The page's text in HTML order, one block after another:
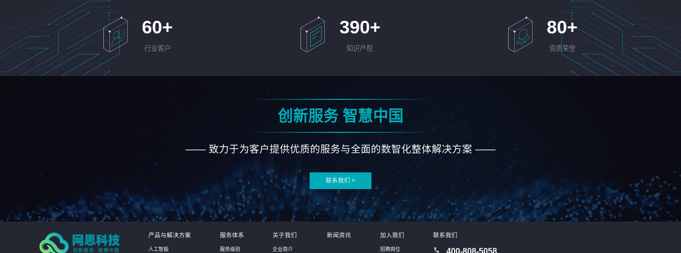
60+
行业客户
390+
知识产权
80+
资质荣誉
创新服务 智慧中国
—— 致力于为客户提供优质的服务与全面的数智化整体解决方案 ——
联系我们 >
产品与解决方案
人工智能
服务体系
服务级别
关于我们
企业简介
新闻资讯 加入我们
招聘岗位
联系我们
400-808-5058